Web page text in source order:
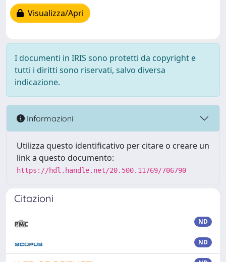
Visualizza/Apri
I documenti in IRIS sono protetti da copyright e
tutti i diritti sono riservati, salvo diversa
indicazione.
Informazioni
Utilizza questo identificativo per citare o creare un
link a questo documento:
https://hdl.handle.net/20.500.11769/706790
Citazioni
ND
ND